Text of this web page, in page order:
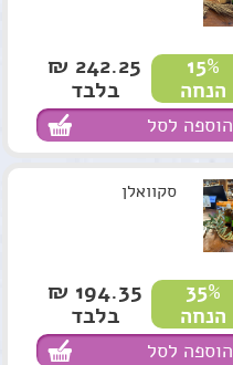
15%
הנחה
242.25 ₪
בלבד
הוספה לסל
סקוואלן
35%
הנחה
194.35 ₪
בלבד
הוספה לסל